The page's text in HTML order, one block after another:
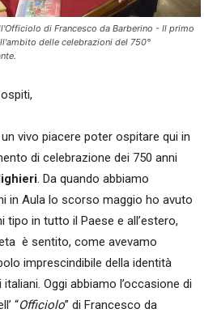
di Francesco da Barberino - Il primo
delle celebrazioni del 750°
vivo piacere poter ospitare qui in
di celebrazione dei 750 anni
. Da quando abbiamo
in Aula lo scorso maggio ho avuto
tipo in tutto il Paese e all’estero,
è sentito, come avevamo
imprescindibile della identità
Oggi abbiamo l’occasione di
“Officiolo” di Francesco da